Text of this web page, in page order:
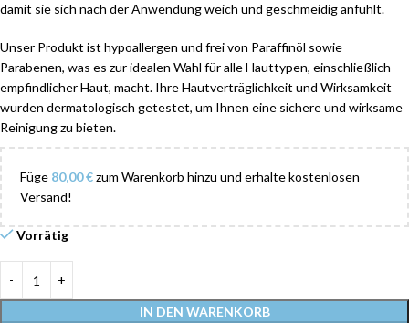
damit sie sich nach der Anwendung weich und geschmeidig anfühlt.
Unser Produkt ist hypoallergen und frei von Paraffinöl sowie
Parabenen, was es zur idealen Wahl für alle Hauttypen, einschließlich
empfindlicher Haut, macht. Ihre Hautverträglichkeit und Wirksamkeit
wurden dermatologisch getestet, um Ihnen eine sichere und wirksame
Reinigung zu bieten.
Füge 80,00€zum Warenkorb hinzu und erhalte kostenlosen
Versand!
Vorrätig
IN DEN WARENKORB